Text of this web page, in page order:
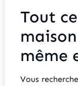
Tout
même
Vous